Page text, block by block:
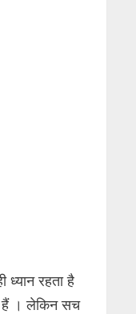
ध्यान रहता है
हैं । लेकिन सच